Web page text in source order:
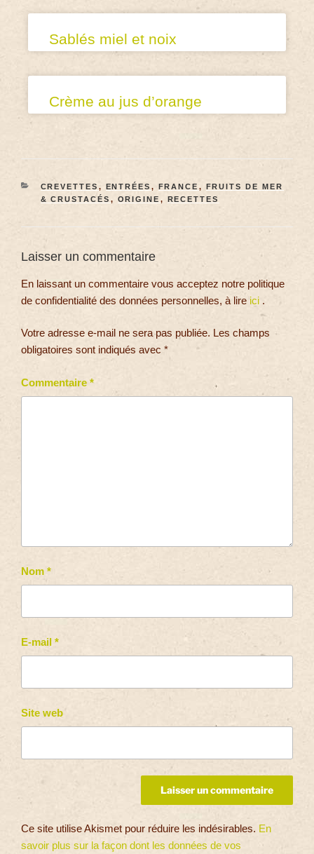
Sablés miel et noix
Crème au jus d’orange
CREVETTES , ENTRÉES , FRANCE ,
FRUITS DE MER
& CRUSTACÉS , ORIGINE , RECETTES
Laisser un commentaire
En laissant un commentaire vous acceptez notre politique
de confidentialité des données personnelles, à lire ici .
Votre adresse e-mail ne sera pas publiée. Les champs
obligatoires sont indiqués avec *
Commentaire *
Nom *
E-mail *
Site web
Ce site utilise Akismet pour réduire les indésirables. En
savoir plus sur la façon dont les données de vos